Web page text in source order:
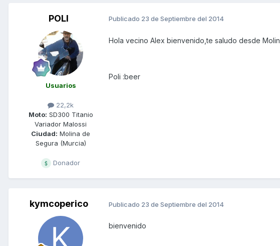
POLI
Usuarios
22,2k
Moto: SD300 Titanio
Variador Malossi
Ciudad: Molina de
Segura (Murcia)
Donador
Publicado 23 de Septiembre del 2014
Hola vecino Alex bienvenido,te saludo desde
Poli :beer
kymcoperico Publicado 23 de Septiembre del 2014
bienvenido